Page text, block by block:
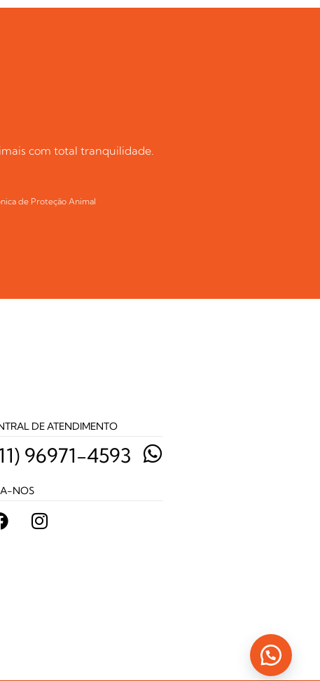
com total tranquilidade.
de Proteção Animal
DE ATENDIMENTO
96971-4593
NOS